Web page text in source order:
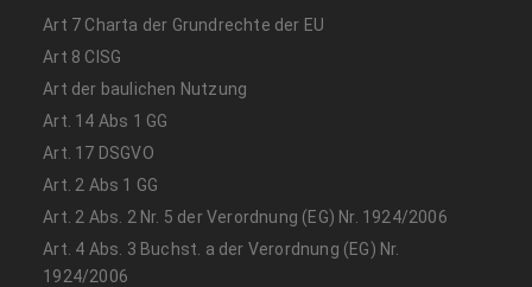
Art 7 Charta der Grundrechte der EU
Art 8 CISG
Art der baulichen Nutzung
Art. 14 Abs 1 GG
Art. 17 DSGVO
Art. 2 Abs 1 GG
Art. 2 Abs. 2 Nr. 5 der Verordnung (EG) Nr. 1924/2006
Art. 4 Abs. 3 Buchst. a der Verordnung (EG) Nr.
1924/2006